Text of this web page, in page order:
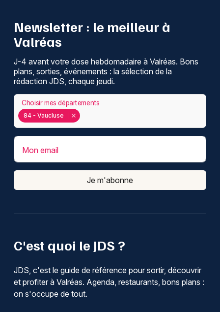
C'est quoi le JDS ?
JDS, c'est le guide de référence pour sortir, découvrir
et profiter à Valréas. Agenda, restaurants, bons plans :
on s'occupe de tout.
Newsletter : le meilleur à
Valréas
J-4 avant votre dose hebdomadaire à Valréas. Bons
plans, sorties, événements : la sélection de la
rédaction JDS, chaque jeudi.
84 - Vaucluse
Choisir mes départements
Mon email
Je m'abonne